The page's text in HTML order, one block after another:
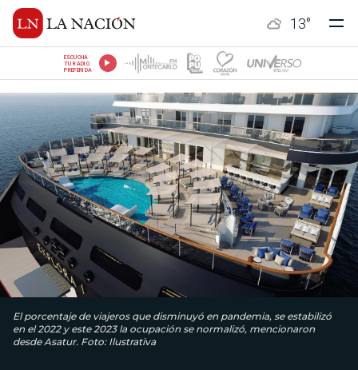
13°
ESCUCHÁ
TU RADIO
PREFERIDA
El porcentaje de viajeros que disminuyó en pandemia, se estabilizó
en el 2022 y este 2023 la ocupación se normalizó, mencionaron
desde Asatur. Foto: Ilustrativa